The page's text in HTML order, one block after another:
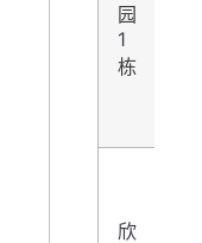
园
1
栋
欣